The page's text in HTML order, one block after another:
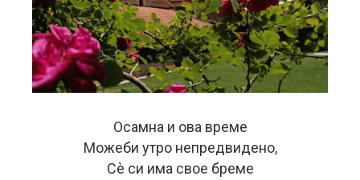
Осамна и ова време
Можеби утро непредвидено,
Сè си има свое бреме